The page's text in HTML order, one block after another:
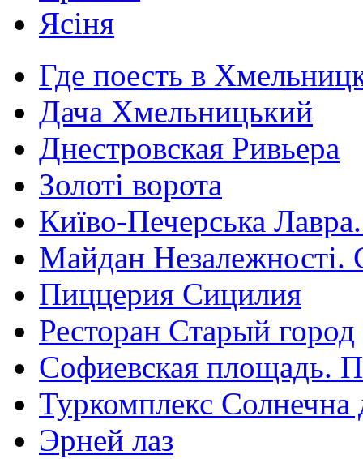
Ясіня
Где поесть в
Дача Хмельницький
Днестровская Ривьера
Золоті ворота
Київо-Печерська
Майдан Незалежності.
Пиццерия Сицилия
Ресторан Старый город
Софиевская площадь.
Туркомплекс Солнечна
Эрней лаз